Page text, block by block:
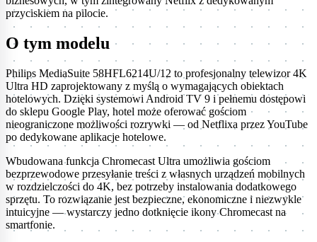
przyciskiem na pilocie.
O tym modelu
Philips MediaSuite 58HFL6214U/12 to profesjonalny telewizor 4K
Ultra HD zaprojektowany z myślą o wymagających obiektach
hotelowych. Dzięki systemowi Android TV 9 i pełnemu dostępowi
do sklepu Google Play, hotel może oferować gościom
nieograniczone możliwości rozrywki — od Netflixa przez YouTube
po dedykowane aplikacje hotelowe.
Wbudowana funkcja Chromecast Ultra umożliwia gościom
bezprzewodowe przesyłanie treści z własnych urządzeń mobilnych
w rozdzielczości do 4K, bez potrzeby instalowania dodatkowego
sprzętu. To rozwiązanie jest bezpieczne, ekonomiczne i niezwykle
intuicyjne — wystarczy jedno dotknięcie ikony Chromecast na
smartfonie.